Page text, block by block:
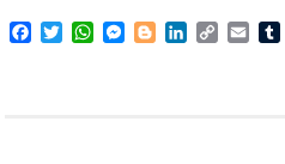
Facebook
TwitterWhatsApp
Messenger
BloggerLinkedIn
CopyEmail